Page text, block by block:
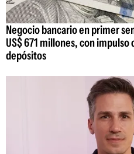
Negocio bancario en primer
US$ 671 millones, con
depósitos